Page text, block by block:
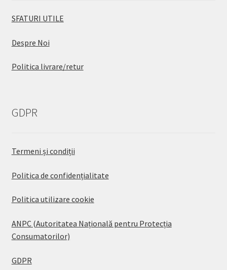
SFATURI UTILE
Despre Noi
Politica livrare/retur
GDPR
Termeni și condiții
Politica de confidențialitate
Politica utilizare cookie
ANPC (Autoritatea Națională pentru Protecția
Consumatorilor)
GDPR